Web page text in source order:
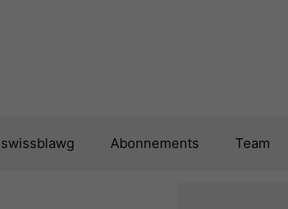
Abonnements Team